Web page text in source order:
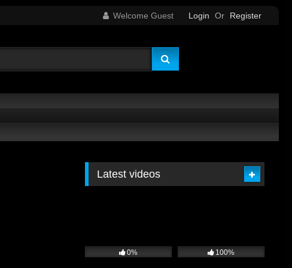
Welcome Guest Login Or Register
Latest videos
0% 100%